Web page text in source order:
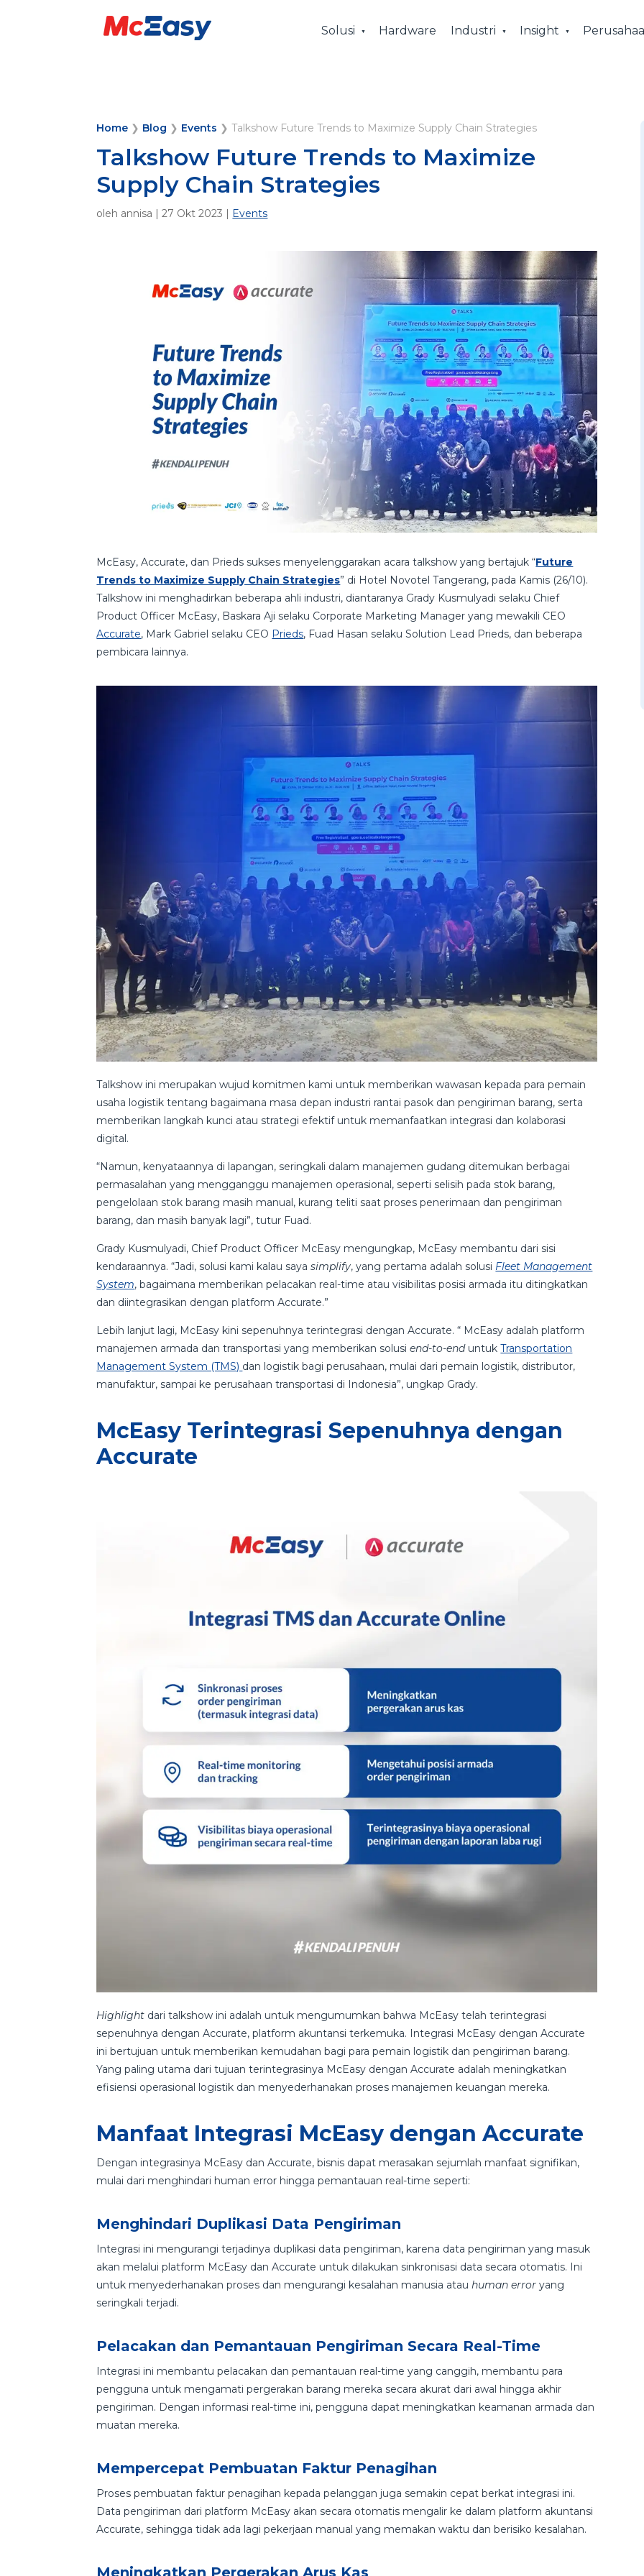
Solusi Hardware Industri Insight
Home ❯ Blog ❯ Events ❯Talkshow Future Trends to Maximize Supply Chain Strategies
Talkshow Future Trends to Maximize
Supply Chain Strategies
oleh annisa |27 Okt 2023 | Events
McEasy, Accurate, dan Prieds sukses menyelenggarakan acara talkshow yang bertajuk “Future
Trends to Maximize Supply Chain Strategies” di Hotel Novotel Tangerang, pada Kamis (26/10).
Talkshow ini menghadirkan beberapa ahli industri, diantaranya Grady Kusmulyadi selaku Chief
Product Officer McEasy, Baskara Aji selaku Corporate Marketing Manager yang mewakili CEO
Accurate, Mark Gabriel selaku CEO Prieds, Fuad Hasan selaku Solution Lead Prieds, dan beberapa
pembicara lainnya.
Talkshow ini merupakan wujud komitmen kami untuk memberikan wawasan kepada para pemain
usaha logistik tentang bagaimana masa depan industri rantai pasok dan pengiriman barang, serta
memberikan langkah kunci atau strategi efektif untuk memanfaatkan integrasi dan kolaborasi
digital.
“Namun, kenyataannya di lapangan, seringkali dalam manajemen gudang ditemukan berbagai
permasalahan yang mengganggu manajemen operasional, seperti selisih pada stok barang,
pengelolaan stok barang masih manual, kurang teliti saat proses penerimaan dan pengiriman
barang, dan masih banyak lagi”, tutur Fuad.
Grady Kusmulyadi, Chief Product Officer McEasy mengungkap, McEasy membantu dari sisi
kendaraannya. “Jadi, solusi kami kalau sayasimplify, yang pertama adalah solusi Fleet Management
System, bagaimana memberikan pelacakan real-time atau visibilitas posisi armada itu ditingkatkan
dan diintegrasikan dengan platform Accurate.”
Lebih lanjut lagi, McEasy kini sepenuhnya terintegrasi dengan Accurate. “ McEasy adalah platform
manajemen armada dan transportasi yang memberikan solusiend-to-enduntukTransportation
Management System (TMS) dan logistik bagi perusahaan, mulai dari pemain logistik, distributor,
manufaktur, sampai ke perusahaan transportasi di Indonesia”, ungkap Grady.
McEasy Terintegrasi Sepenuhnya dengan
Accurate
Highlight dari talkshow ini adalah untuk mengumumkan bahwa McEasy telah terintegrasi
sepenuhnya dengan Accurate, platform akuntansi terkemuka. Integrasi McEasy dengan Accurate
ini bertujuan untuk memberikan kemudahan bagi para pemain logistik dan pengiriman barang.
Yang paling utama dari tujuan terintegrasinya McEasy dengan Accurate adalah meningkatkan
efisiensi operasional logistik dan menyederhanakan proses manajemen keuangan mereka.
Manfaat Integrasi McEasy dengan Accurate
Dengan integrasinya McEasy dan Accurate, bisnis dapat merasakan sejumlah manfaat signifikan,
mulai dari menghindari human error hingga pemantauan real-time seperti:
Menghindari Duplikasi Data Pengiriman
Integrasi ini mengurangi terjadinya duplikasi data pengiriman, karena data pengiriman yang masuk
akan melalui platform McEasy dan Accurate untuk dilakukan sinkronisasi data secara otomatis. Ini
untuk menyederhanakan proses dan mengurangi kesalahan manusia atauhuman error yang
seringkali terjadi.
Pelacakan dan Pemantauan Pengiriman Secara Real-Time
Integrasi ini membantu pelacakan dan pemantauan real-time yang canggih, membantu para
pengguna untuk mengamati pergerakan barang mereka secara akurat dari awal hingga akhir
pengiriman. Dengan informasi real-time ini, pengguna dapat meningkatkan keamanan armada dan
muatan mereka.
Mempercepat Pembuatan Faktur Penagihan
Proses pembuatan faktur penagihan kepada pelanggan juga semakin cepat berkat integrasi ini.
Data pengiriman dari platform McEasy akan secara otomatis mengalir ke dalam platform akuntansi
Accurate, sehingga tidak ada lagi pekerjaan manual yang memakan waktu dan berisiko kesalahan.
Meningkatkan Pergerakan Arus Kas